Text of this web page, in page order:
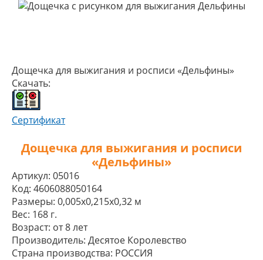
Дощечка для выжигания и росписи «Дельфины»
Скачать:
Сертификат
Дощечка для выжигания и росписи
«Дельфины»
Артикул: 05016
Код: 4606088050164
Размеры: 0,005x0,215x0,32 м
Вес: 168 г.
Возраст: от 8 лет
Производитель: Десятое Королевство
Страна производства: РОССИЯ